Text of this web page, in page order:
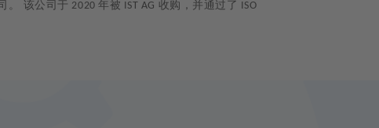
。 该公司于 2020年被 IST AG 收购，并通过了 ISO